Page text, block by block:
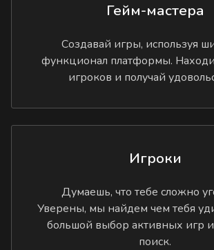
Гейм-мастера
Создавай игры, используя
функционал платформы.
игроков и получай
Игроки
Думаешь, что тебе сложно
Уверены, мы найдем чем тебя
большой выбор активных игр
поиск.